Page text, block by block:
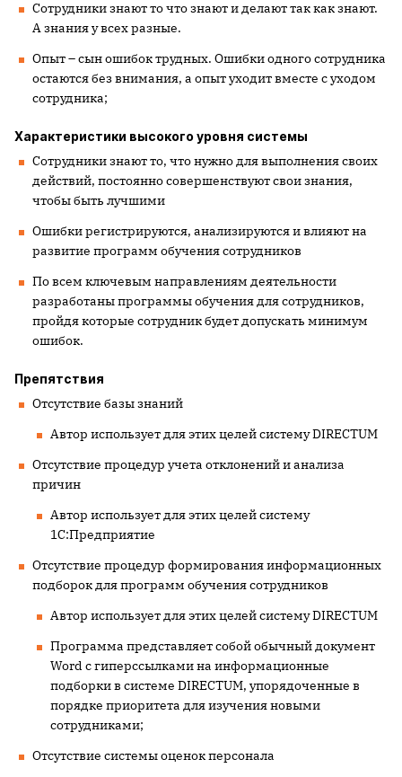
Сотрудники знают то что знают и делают так как знают.
А знания у всех разные.
Опыт – сын ошибок трудных. Ошибки одного сотрудника
остаются без внимания, а опыт уходит вместе с уходом
сотрудника;
Характеристики высокого уровня системы
Сотрудники знают то, что нужно для выполнения своих
действий, постоянно совершенствуют свои знания,
чтобы быть лучшими
Ошибки регистрируются, анализируются и влияют на
развитие программ обучения сотрудников
По всем ключевым направлениям деятельности
разработаны программы обучения для сотрудников,
пройдя которые сотрудник будет допускать минимум
ошибок.
Препятствия
Отсутствие базы знаний
Автор использует для этих целей системуDIRECTUM
Отсутствие процедур учета отклонений и анализа
причин
Автор использует для этих целей систему
1С:Предприятие
Отсутствие процедур формирования информационных
подборок для программ обучения сотрудников
Автор использует для этих целей системуDIRECTUM
Программа представляет собой обычный документ
Word с гиперссылками на информационные
подборки в системе DIRECTUM, упорядоченные в
порядке приоритета для изучения новыми
сотрудниками;
Отсутствие системы оценок персонала